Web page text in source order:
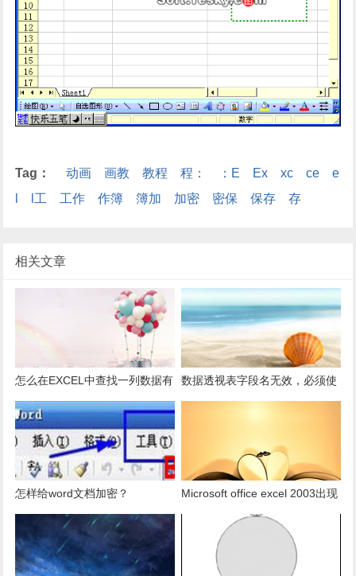
Tag： 动画 画教 教程 程： ：E Ex xc ce
e
l工 工作 作簿 簿加 加密 密保 保存 存
相关文章
怎么在EXCEL中查找一列数据有
多少是重复的？
数据透视表字段名无效，必须使
怎样给word文档加密？
Microsoft office excel 2003出现
发送错误报告怎么办？